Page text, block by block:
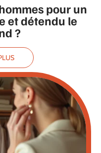
pour un
et détendu le
?